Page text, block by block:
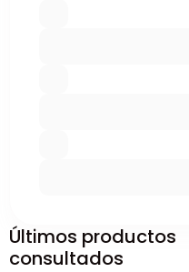
Últimos productos
consultados